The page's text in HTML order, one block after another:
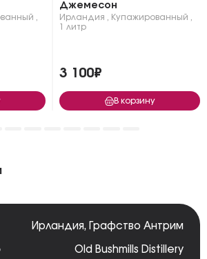
Джемесон
Ирландия Купажированный
1 литр
3 100₽
В корзину
Ирландия, Графство Антрим
Old Bushmills Distillery